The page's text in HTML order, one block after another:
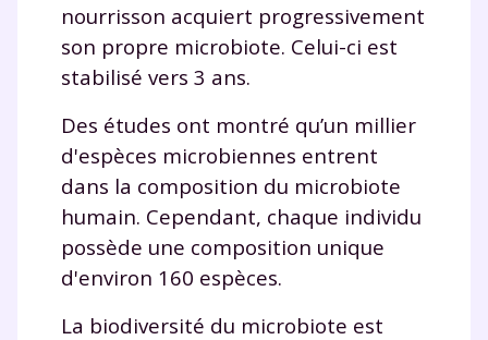
nourrisson acquiert progressivement
son propre microbiote. Celui-ci est
stabilisé vers 3 ans.
Des études ont montré qu’un millier
d'espèces microbiennes entrent
dans la composition du microbiote
humain. Cependant, chaque individu
possède une composition unique
d'environ 160 espèces.
La biodiversité du microbiote est